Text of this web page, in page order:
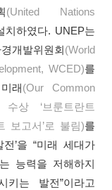
(United Nations
치하였다. UNEP는
개발위원회(World
WCED)를
래(Our Common
상 ‘브룬트란트
보고서’로 불림)를
’을 “미래 세대가
능력을 저해하지
는 발전”이라고